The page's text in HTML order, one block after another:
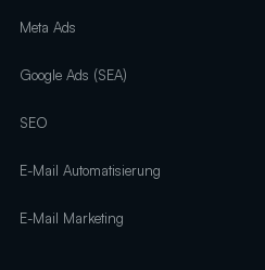
Meta Ads
Google Ads (SEA)
SEO
E-Mail Automatisierung
E-Mail Marketing